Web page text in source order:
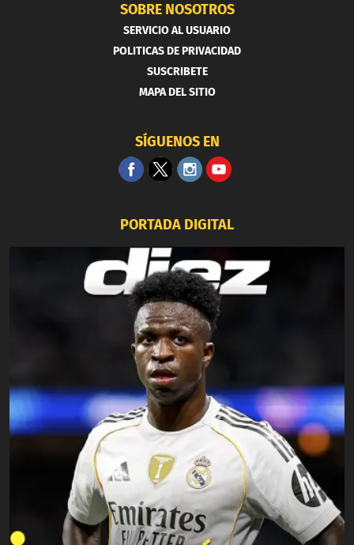
SOBRE NOSOTROS
SERVICIO AL USUARIO
POLITICAS DE PRIVACIDAD
SUSCRIBETE
MAPA DEL SITIO
SÍGUENOS EN
PORTADA DIGITAL